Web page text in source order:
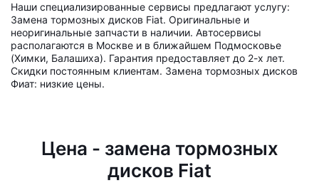
Наши специализированные сервисы предлагают услугу:
Замена тормозных дисков Fiat. Оригинальные и
неоригинальные запчасти в наличии. Автосервисы
располагаются в Москве и в ближайшем Подмосковье
(Химки, Балашиха). Гарантия предоставляет до 2-х лет.
Скидки постоянным клиентам. Замена тормозных дисков
Фиат: низкие цены.
Цена - замена тормозных
дисков Fiat